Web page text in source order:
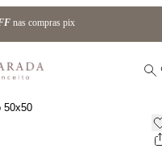
nas compras pix